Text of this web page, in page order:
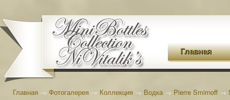
Главная
Главная → Фотогалерея → Коллекция → Водка→ Pierre Smirnoff →